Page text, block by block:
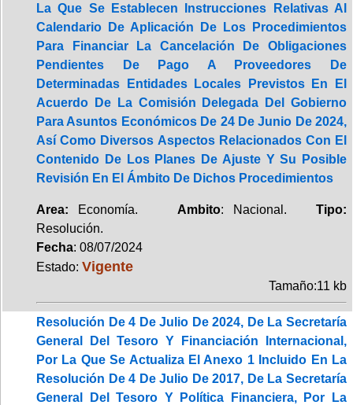
La Que Se Establecen Instrucciones Relativas Al
Calendario De Aplicación De Los Procedimientos
Para Financiar La Cancelación De Obligaciones
Pendientes De Pago A Proveedores De
Determinadas Entidades Locales Previstos En El
Acuerdo De La Comisión Delegada Del Gobierno
Para Asuntos Económicos De 24 De Junio De 2024,
Así Como Diversos Aspectos Relacionados Con El
Contenido De Los Planes De Ajuste Y Su Posible
Revisión En El Ámbito De Dichos Procedimientos
Area: Economía. Ambito: Nacional.Tipo:
Resolución.
Fecha: 08/07/2024
Estado: Vigente
Tamaño:11 kb
Resolución De 4 De Julio De 2024, De La Secretaría
General Del Tesoro Y Financiación Internacional,
Por La Que Se Actualiza El Anexo 1 Incluido En La
Resolución De 4 De Julio De 2017, De La Secretaría
General Del Tesoro Y Política Financiera, Por La